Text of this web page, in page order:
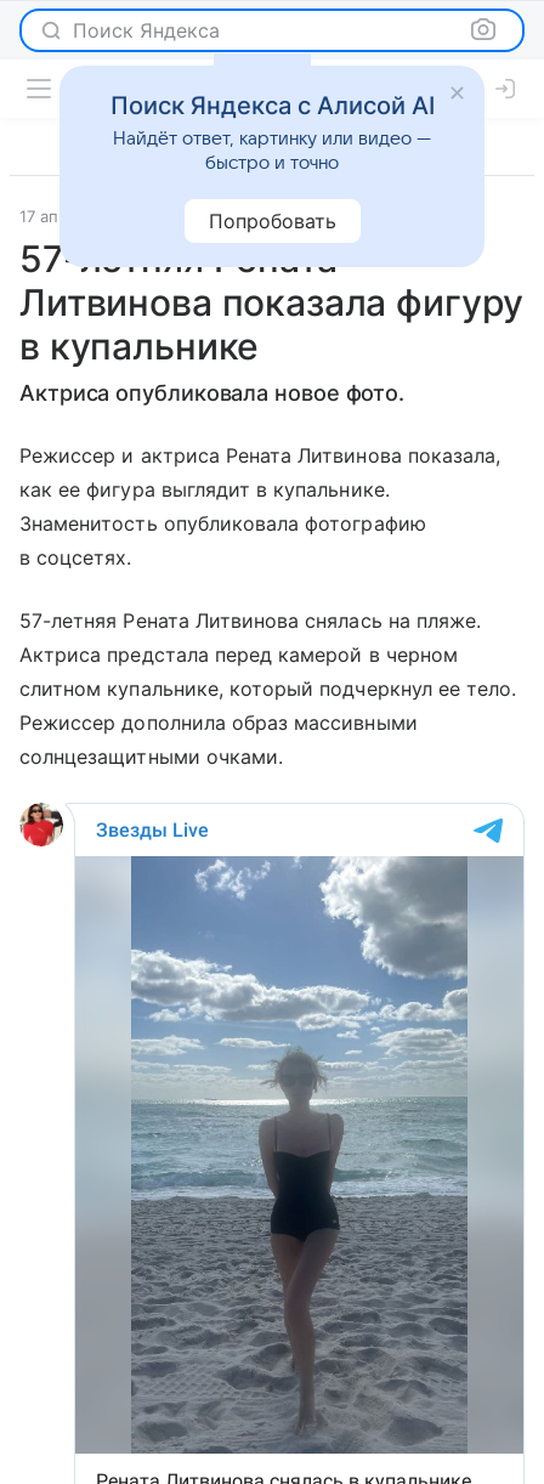
Поиск Яндекса
17 апреля 2024 Газета.Ру Светская жизнь
57-летняя Рената
Литвинова показала фигуру
в купальнике
Актриса опубликовала новое фото.
Режиссер и актриса Рената Литвинова показала,
как ее фигура выглядит в купальнике.
Знаменитость опубликовала фотографию
в соцсетях.
57-летняя Рената Литвинова снялась на пляже.
Актриса предстала перед камерой в черном
слитном купальнике, который подчеркнул ее тело.
Режиссер дополнила образ массивными
солнцезащитными очками.
Поиск Яндекса с Алисой AI
Найдёт ответ, картинку или видео —
быстро и точно
Попробовать